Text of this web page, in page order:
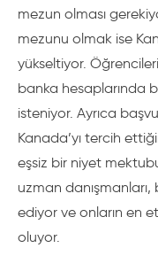
mezun olması
mezunu olmak ise
yükseltiyor.
banka hesaplarında
isteniyor. Ayrıca
Kanada’yı tercih
eşsiz bir niyet
uzman
ediyor ve onların en
oluyor.